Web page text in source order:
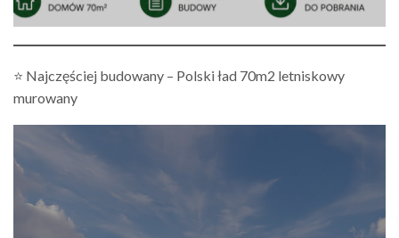
⭐ Najczęściej budowany – Polski ład 70m2 letniskowy
murowany